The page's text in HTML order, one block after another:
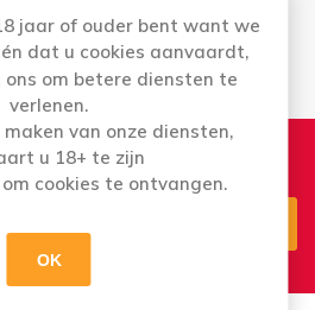
jaar of ouder bent want we
én dat u cookies aanvaardt,
om betere diensten te
verlenen.
van onze diensten,
u 18+ te zijn
cookies te ontvangen.
OK